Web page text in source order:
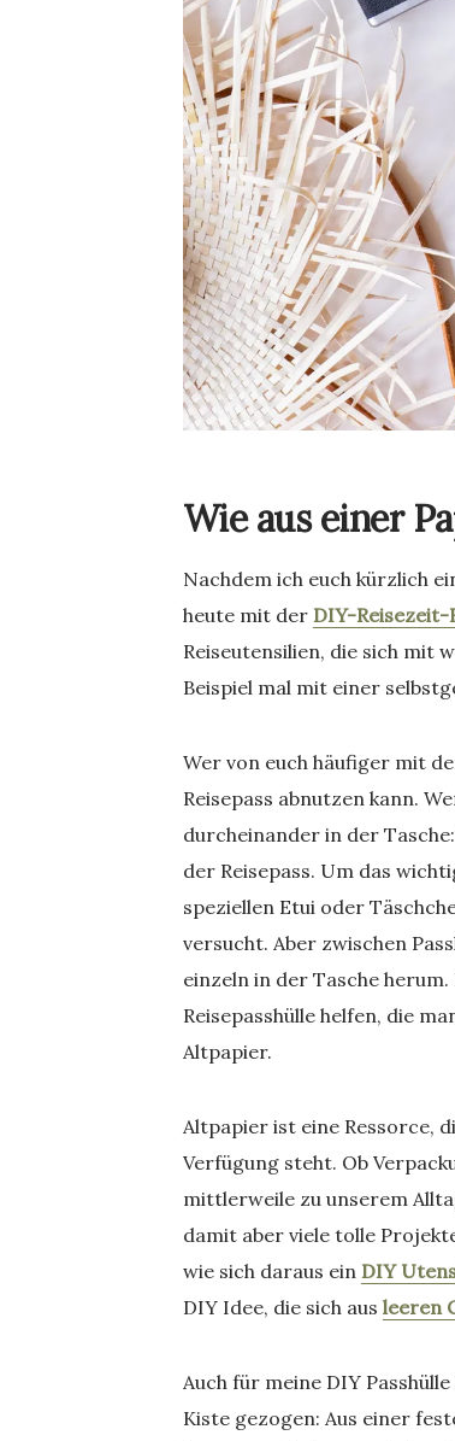
Wie aus einer
Nachdem ich euch kürzlich
heute mit der DIY-Reisezeit-
Reiseutensilien, die sich mit
Beispiel mal mit einer
Wer von euch häufiger mit
Reisepass abnutzen kann.
durcheinander in der
der Reisepass. Um das
speziellen Etui oder
versucht. Aber zwischen
einzeln in der Tasche
Reisepasshülle helfen, die
Altpapier.
Altpapier ist eine Ressorce,
Verfügung steht. Ob
mittlerweile zu unserem
damit aber viele tolle
wie sich daraus ein DIY
DIY Idee, die sich aus leeren
Auch für meine DIY
Kiste gezogen: Aus einer